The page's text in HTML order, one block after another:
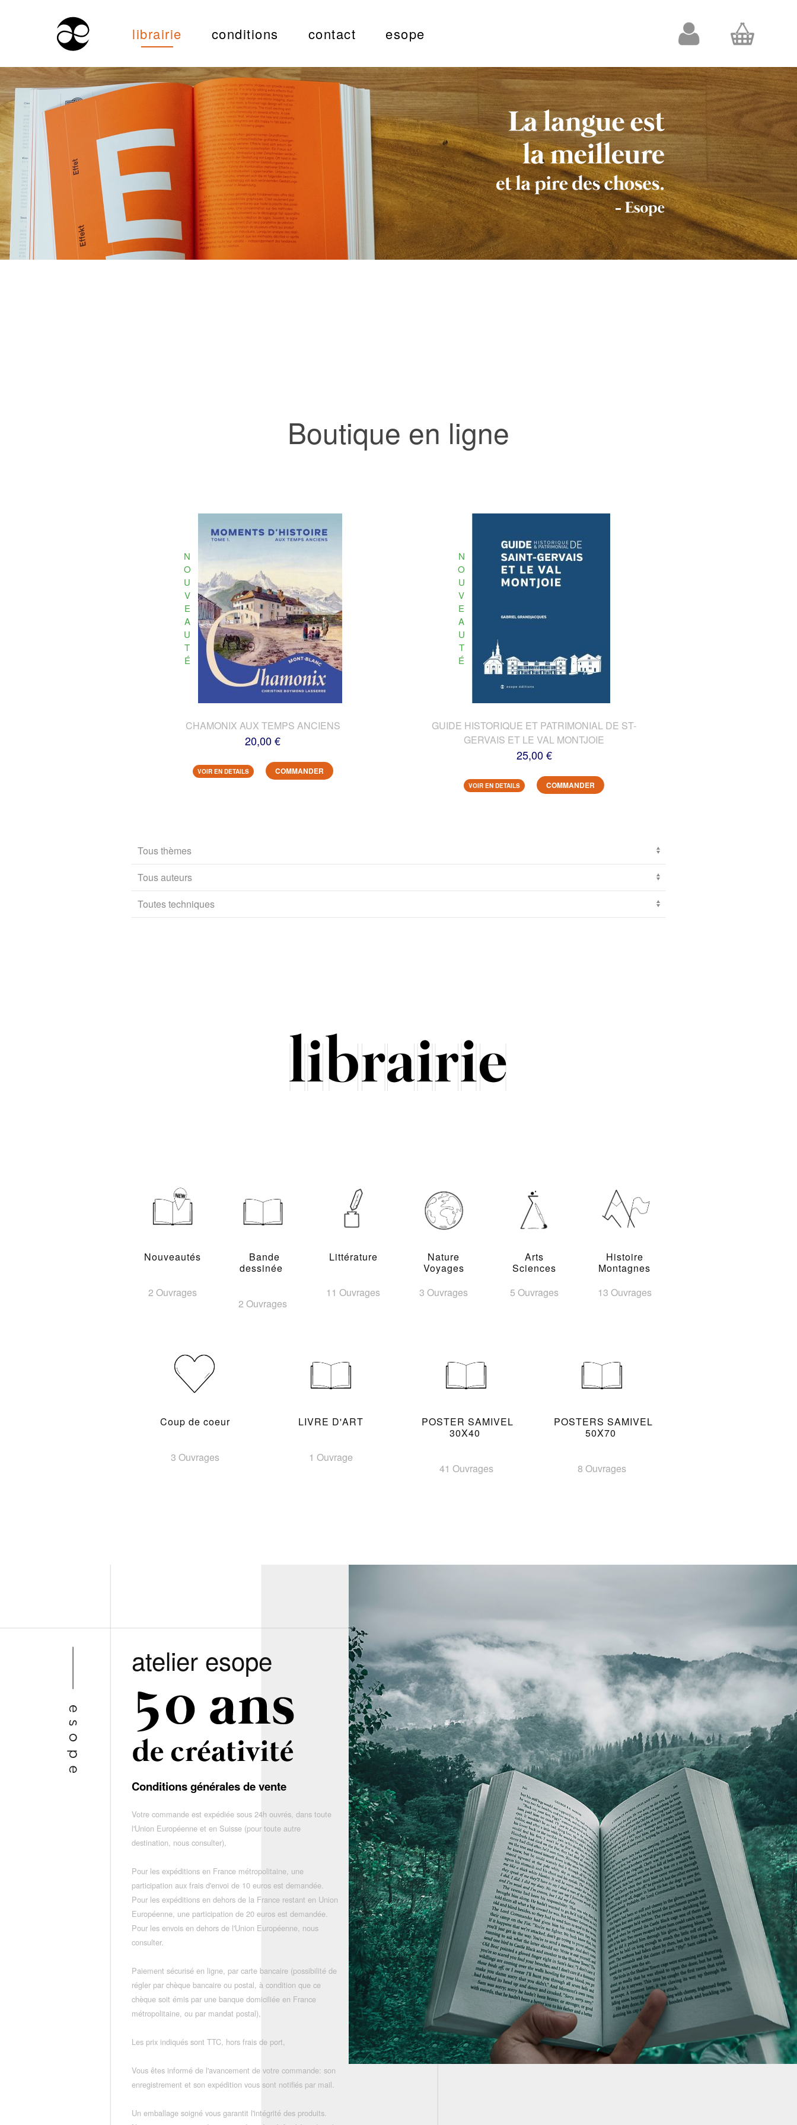
librairie conditions contact esope
Boutique en ligne
N
O
U
V
E
A
U
T
É
CHAMONIX AUX TEMPS ANCIENS
20,00 €
VOIR EN DETAILS COMMANDER
N
O
U
V
E
A
U
T
É
GUIDE HISTORIQUE ET PATRIMONIAL DE ST-
GERVAIS ET LE VAL MONTJOIE
25,00 €
VOIR EN DETAILS COMMANDER
Nouveautés
2 Ouvrages
Bande
dessinée
2 Ouvrages
Littérature
11 Ouvrages
Nature
Voyages
3 Ouvrages
Arts
Sciences
5 Ouvrages
Histoire
Montagnes
13 Ouvrages
Coup de coeur
3 Ouvrages
LIVRE D'ART
1 Ouvrage
POSTER SAMIVEL
30X40
41 Ouvrages
POSTERS SAMIVEL
50X70
8 Ouvrages
atelier esope
Conditions générales de vente
Votre commande est expédiée sous 24h ouvrés, dans toute
l'Union Européenne et en Suisse (pour toute autre
destination, nous consulter),
Pour les expéditions en France métropolitaine, une
participation aux frais d'envoi de 10 euros est demandée.
Pour les expéditions en dehors de la France restant en Union
Européenne, une participation de 20 euros est demandée.
Pour les envois en dehors de l'Union Européenne, nous
consulter.
Paiement sécurisé en ligne, par carte bancaire (possibilité de
régler par chèque bancaire ou postal, à condition que ce
chèque soit émis par une banque domiciliée en France
métropolitaine, ou par mandat postal),
Les prix indiqués sont TTC, hors frais de port,
Vous êtes informé de l'avancement de votre commande: son
enregistrement et son expédition vous sont notifiés par mail.
Un emballage soigné vous garantit l'intégrité des produits.